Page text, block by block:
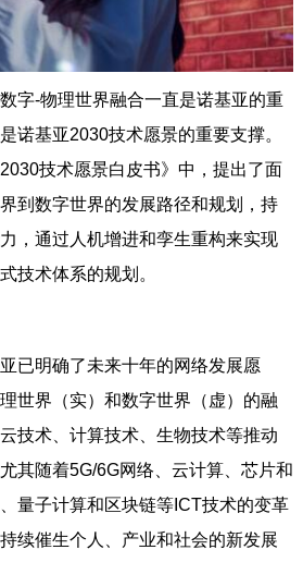
字-物理世界融合一直是诺基亚的重
诺基亚2030技术愿景的重要支撑。
技术愿景白皮书》中，提出了面
到数字世界的发展路径和规划，持
，通过人机增进和孪生重构来实现
技术体系的规划。
已明确了未来十年的网络发展愿
世界（实）和数字世界（虚）的融
技术、计算技术、生物技术等推动
其随着5G/6G网络、云计算、芯片和
量子计算和区块链等ICT技术的变革
续催生个人、产业和社会的新发展